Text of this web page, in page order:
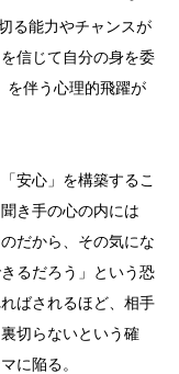
る能力やチャンスが
信じて自分の身を委
を伴う心理的飛躍が
安心」を構築するこ
き手の心の内には
だから、その気にな
るだろう」という恐
ばされるほど、相手
切らないという確
に陥る。